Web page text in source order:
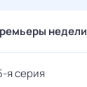
недели
я серия